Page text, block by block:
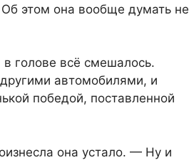
этом она вообще думать не
голове всё смешалось.
автомобилями, и
победой, поставленной
она устало. — Ну и